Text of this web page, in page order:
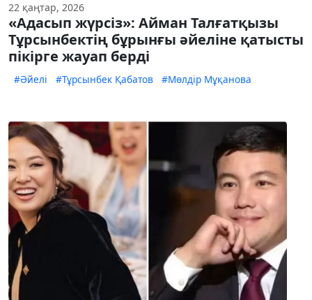
22 қаңтар, 2026
«Адасып жүрсіз»: Айман Талғатқызы
Тұрсынбектің бұрынғы әйеліне қатысты
пікірге жауап берді
#Әйелі #Тұрсынбек Қабатов #Мөлдір Мұқанова